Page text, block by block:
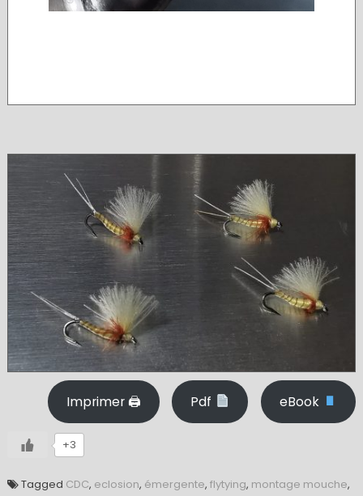
Imprimer 🖨 Pdf eBook
+3
Tagged CDC, eclosion, émergente, flytying, montage mouche,